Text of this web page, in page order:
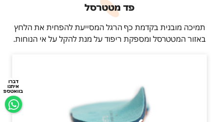
דברו
איתנו
בוואטספ
פד מטטרסל
תמיכה מובנית בקדמת כף הרגל המסייעת להפחית את הלחץ
באזור המטטרסל ומספקת ריפוד על מנת להקל על אי הנוחות.